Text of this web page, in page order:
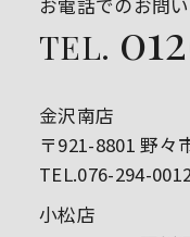
TEL.
金沢南店
〒921-8801 野々
TEL.076-294-
小松店